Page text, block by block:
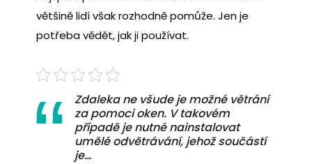
většině lidí však rozhodně pomůže. Jen je
potřeba vědět, jak ji používat.
Zdaleka ne všude je možné větrání
za pomoci oken. V takovém
případě je nutné nainstalovat
umělé odvětrávání, jehož součástí
je…